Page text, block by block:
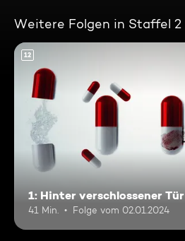
Weitere Folgen in Staffel 2
12
1: Hinter verschlossener Tür
41 Min. Folge vom 02.01.2024